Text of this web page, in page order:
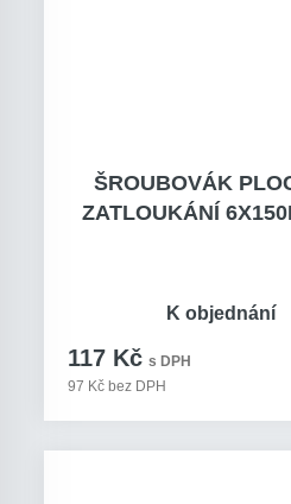
ŠROUBOVÁK
ZATLOUKÁNÍ
117 Kč s DPH
97 Kč bez DPH
K objednání